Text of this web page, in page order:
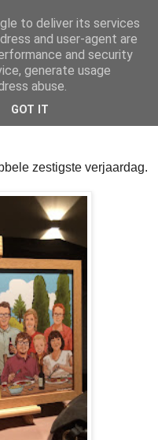
zestigste verjaardag.
to deliver its services
and user-agent are
and security
generate usage
abuse.
GOT IT